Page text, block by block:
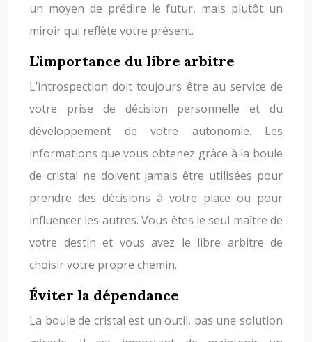
un moyen de prédire le futur, mais plutôt un
miroir qui reflète votre présent.
L’importance du libre arbitre
L’introspection doit toujours être au service de
votre prise de décision personnelle et du
développement de votre autonomie. Les
informations que vous obtenez grâce à la boule
de cristal ne doivent jamais être utilisées pour
prendre des décisions à votre place ou pour
influencer les autres. Vous êtes le seul maître de
votre destin et vous avez le libre arbitre de
choisir votre propre chemin.
Éviter la dépendance
La boule de cristal est un outil, pas une solution